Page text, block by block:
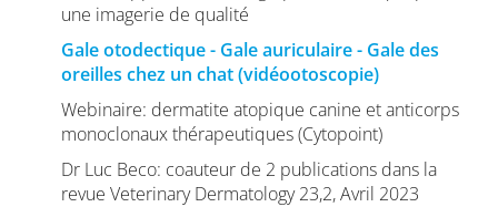
une imagerie de qualité
Gale otodectique - Gale auriculaire - Gale des
oreilles chez un chat (vidéootoscopie)
Webinaire: dermatite atopique canine et anticorps
monoclonaux thérapeutiques (Cytopoint)
Dr Luc Beco: coauteur de 2 publications dans la
revue Veterinary Dermatology 23,2, Avril 2023